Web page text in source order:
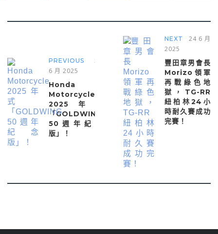
PREVIOUS
24
6 月 2025
Honda
Motorcycle
2025年式
「GOLDWING
50週年紀念
版」！
NEXT
24 6 月
2025
豐田章男會長
Morizo領軍
再戰綠色地
獄，TG-RR
紐柏林24小
時耐久賽成功
完賽！